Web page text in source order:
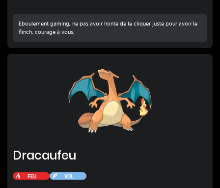
Eboulement gaming, ne pas avoir honte de le cliquer juste pour avoir le
flinch, courage à vous.
Dracaufeu
Feu Vol